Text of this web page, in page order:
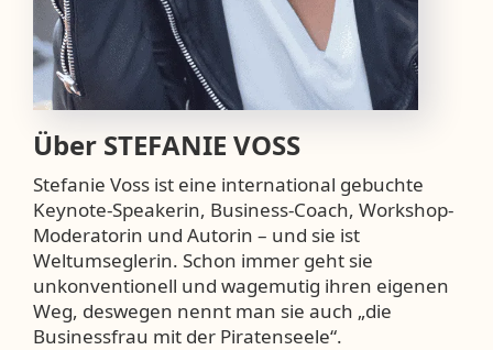
Über STEFANIE VOSS
Stefanie Voss ist eine international gebuchte
Keynote-Speakerin, Business-Coach, Workshop-
Moderatorin und Autorin – und sie ist
Weltumseglerin. Schon immer geht sie
unkonventionell und wagemutig ihren eigenen
Weg, deswegen nennt man sie auch „die
Businessfrau mit der Piratenseele“.